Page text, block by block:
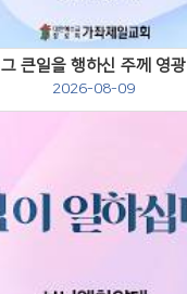
그 큰일을 행하신 주께 영광
2026-08-09